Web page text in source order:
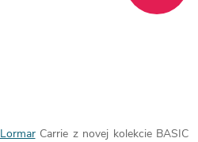
LormarCarrie z novej kolekcie BASIC